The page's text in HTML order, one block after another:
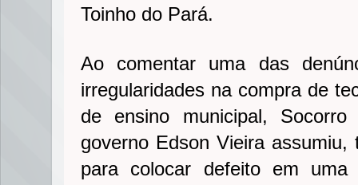
Toinho do Pará.
Ao comentar uma das
irregularidades na compra de
de ensino municipal,
governo Edson Vieira
para colocar defeito em